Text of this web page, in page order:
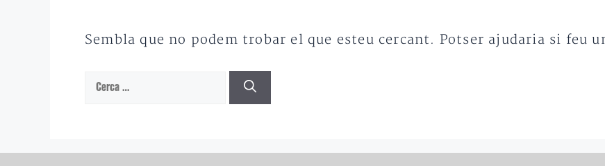
Sembla que no podem trobar el que esteu cercant. Potser ajudaria si feu
Cerca: